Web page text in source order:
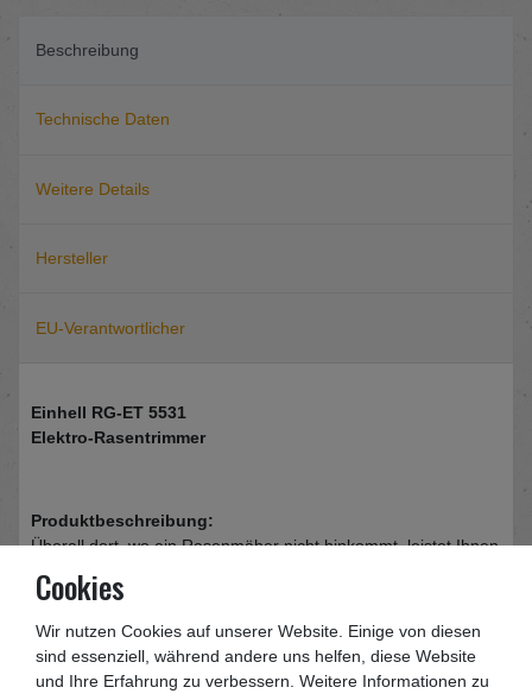
Beschreibung
Technische Daten
Weitere Details
Hersteller
EU-Verantwortlicher
Einhell RG-ET 5531
Elektro-Rasentrimmer
Produktbeschreibung:
Überall dort, wo ein Rasenmäher nicht hinkommt, leistet Ihnen
Dienste! Ausgestattet mit einem rotierenden Nylonfaden, einer
Halterung für eine Ersatzfadenspule hilft Ihnen dieser
Rasentrimmer gerne dabei Ihren Garten wieder in
(Best-)Form zu bringen. Mit dem kräftigen Universalmotor mit
Cookies
Wir nutzen Cookies auf unserer Website. Einige von diesen
sind essenziell, während andere uns helfen, diese Website
und Ihre Erfahrung zu verbessern. Weitere Informationen zu